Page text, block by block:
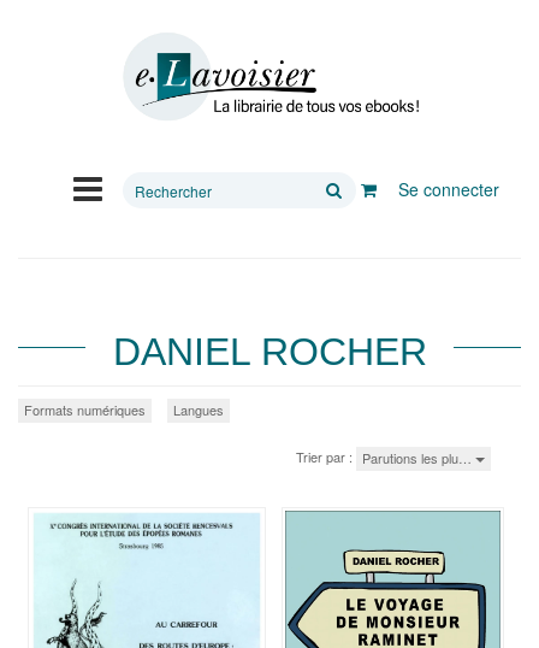
Rechercher
Se connecter
DANIEL ROCHER
Formats numériques Langues
Trier par : Parutions les plu…